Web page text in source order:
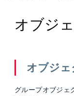
オブジ
オブジェ
グループオブジェ